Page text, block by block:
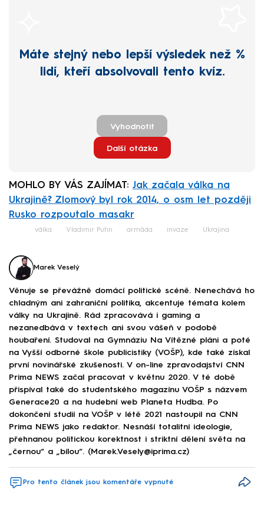
Máte stejný nebo lepší výsledek než %
lidí, kteří absolvovali tento kvíz.
Vyhodnotit
Další otázka
MOHLO BY VÁS ZAJÍMAT: Jak začala válka na
Ukrajině? Zlomový byl rok 2014, o osm let později
Rusko rozpoutalo masakr
válka Vladimir Putin armáda invaze Ukrajina
Marek Veselý
Věnuje se převážně domácí politické scéně. Nenechává ho
chladným ani zahraniční politika, akcentuje témata kolem
války na Ukrajině. Rád zpracovává i gaming a
nezanedbává v textech ani svou vášeň v podobě
houbaření. Studoval na Gymnáziu Na Vítězné pláni a poté
na Vyšší odborné škole publicistiky (VOŠP), kde také získal
první novinářské zkušenosti. V on-line zpravodajství CNN
Prima NEWS začal pracovat v květnu 2020. V té době
přispíval také do studentského magazínu VOŠP s názvem
Generace20 a na hudební web Planeta Hudba. Po
dokončení studií na VOŠP v létě 2021 nastoupil na CNN
Prima NEWS jako redaktor. Nesnáší totalitní ideologie,
přehnanou politickou korektnost i striktní dělení světa na
„černou“ a „bílou“. (Marek.Vesely@iprima.cz)
Pro tento článek jsou komentáře vypnuté